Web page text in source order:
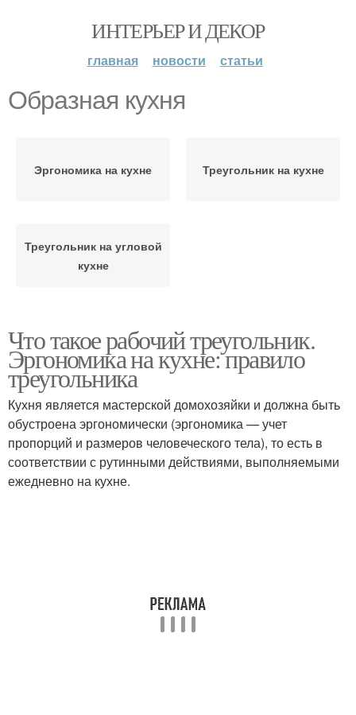
ИНТЕРЬЕР И ДЕКОР
главная новости статьи
Образная кухня
Эргономика на кухне Треугольник на кухне
Треугольник на угловой
кухне
Что такое рабочий треугольник.
Эргономика на кухне: правило
треугольника
Кухня является мастерской домохозяйки и должна быть
обустроена эргономически (эргономика — учет
пропорций и размеров человеческого тела), то есть в
соответствии с рутинными действиями, выполняемыми
ежедневно на кухне.